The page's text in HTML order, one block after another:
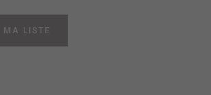
MA LISTE